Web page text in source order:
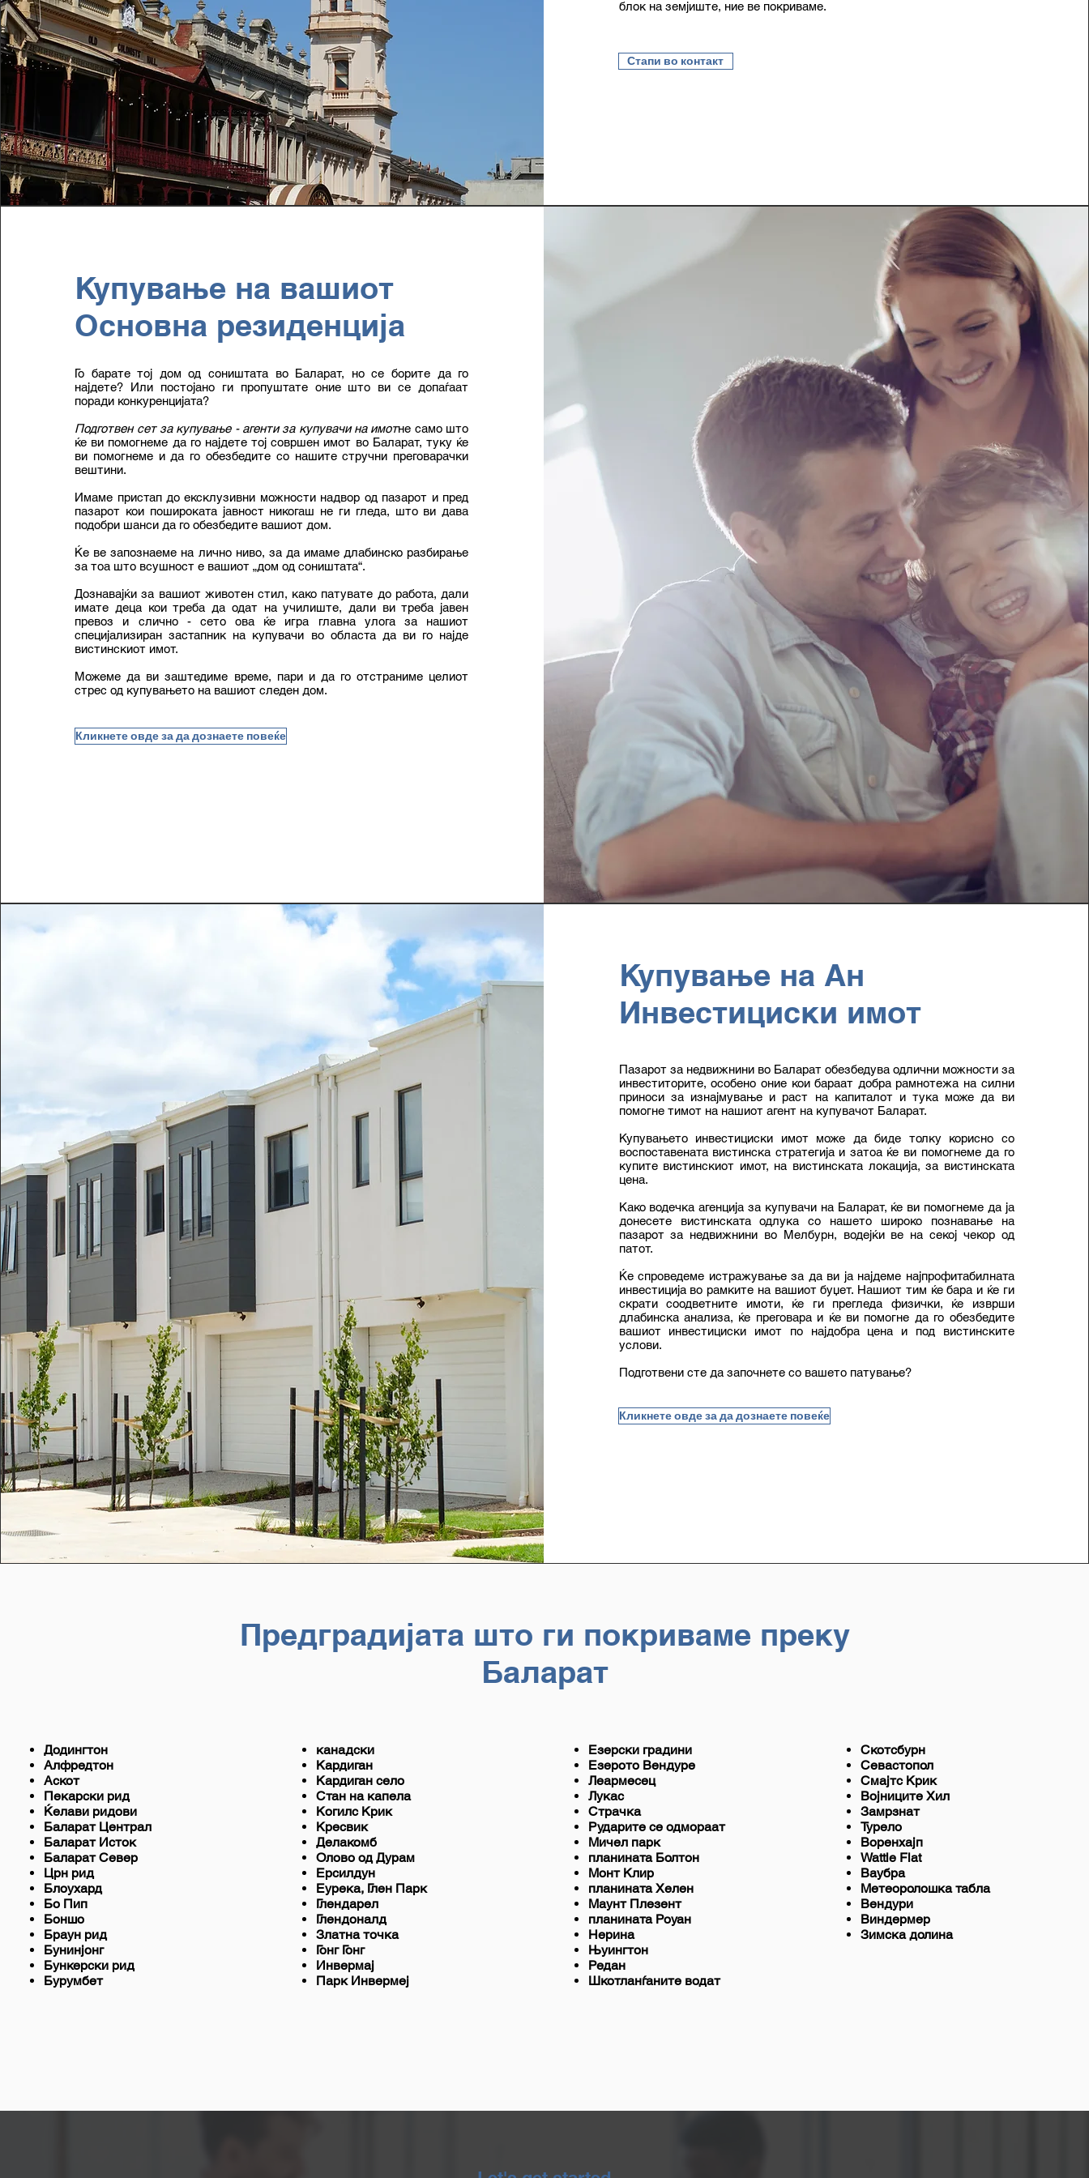
блок на земјиште, ние ве покриваме.​
Стапи во контакт
Купување на вашиот
Основна резиденција
Го барате тој дом од соништата во Баларат, но се борите да го
најдете? Или постојано ги пропуштате оние што ви се допаѓаат
поради конкуренцијата?
Подготвен сет за купување - агенти за купувачи на имотне само што
ќе ви помогнеме да го најдете тој совршен имот во Баларат, туку ќе
ви помогнеме и да го обезбедите со нашите стручни преговарачки
вештини.
Имаме пристап до ексклузивни можности надвор од пазарот и пред
пазарот кои пошироката јавност никогаш не ги гледа, што ви дава
подобри шанси да го обезбедите вашиот дом.
Ќе ве запознаеме на лично ниво, за да имаме длабинско разбирање
за тоа што всушност е вашиот „дом од соништата“.
Дознавајќи за вашиот животен стил, како патувате до работа, дали
имате деца кои треба да одат на училиште, дали ви треба јавен
превоз и слично - сето ова ќе игра главна улога за нашиот
специјализиран застапник на купувачи во областа да ви го најде
вистинскиот имот.
Можеме да ви заштедиме време, пари и да го отстраниме целиот
стрес од купувањето на вашиот следен дом.
Кликнете овде за да дознаете повеќе
Купување на Ан
Инвестициски имот
Пазарот за недвижнини во Баларат обезбедува одлични можности за
инвеститорите, особено оние кои бараат добра рамнотежа на силни
приноси за изнајмување и раст на капиталот и тука може да ви
помогне тимот на нашиот агент на купувачот Баларат.
Купувањето инвестициски имот може да биде толку корисно со
воспоставената вистинска стратегија и затоа ќе ви помогнеме да го
купите вистинскиот имот, на вистинската локација, за вистинската
цена.
Како водечка агенција за купувачи на Баларат, ќе ви помогнеме да ја
донесете вистинската одлука со нашето широко познавање на
пазарот за недвижнини во Мелбурн, водејќи ве на секој чекор од
патот.
Ќе спроведеме истражување за да ви ја најдеме најпрофитабилната
инвестиција во рамките на вашиот буџет. Нашиот тим ќе бара и ќе ги
скрати соодветните имоти, ќе ги прегледа физички, ќе изврши
длабинска анализа, ќе преговара и ќе ви помогне да го обезбедите
вашиот инвестициски имот по најдобра цена и под вистинските
услови.
Подготвени сте да започнете со вашето патување?
Кликнете овде за да дознаете повеќе
Предградијата што ги покриваме преку
Баларат
Додингтон
Алфредтон
Аскот
Пекарски рид
Ќелави ридови
Баларат Централ
Баларат Исток
Баларат Север
Црн рид
Блоухард
Бо Пип
Боншо
Браун рид
Бунинјонг
Бункерски рид
Бурумбет
канадски
Кардиган
Кардиган село
Стан на капела
Когилс Крик
Кресвик
Делакомб
Олово од Дурам
Ерсилдун
Еурека, Глен Парк
Глендарел
Глендоналд
Златна точка
Гонг Гонг
Инвермај
Парк Инвермеј
Езерски градини
Езерото Вендуре
Леармесец
Лукас
Страчка
Рударите се одмораат
Мичел парк
планината Болтон
Монт Клир
планината Хелен
Маунт Плезент
планината Роуан
Нерина
Њуингтон
Редан
Шкотланѓаните водат
Скотсбурн
Севастопол
Смајтс Крик
Војниците Хил
Замрзнат
Турело
Воренхајп
Wattle Flat
Ваубра
Метеоролошка табла
Вендури
Виндермер
Зимска долина